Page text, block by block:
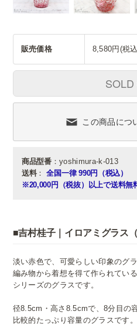
販売価格 8,580円(税
この商品につ
商品型番：yoshimura-k-013
送料： 全国一律 990円（税込）
※20,000円（税抜）以上で送料無
■吉村桂子｜イロアミグラス
淡い赤色で、可愛らしい印象のグラ
編み物から着想を得て作られてい
シリーズのグラスです。
径8.5cm・高さ8.5cmで、8分目の
比較的たっぷり容量のグラスです。